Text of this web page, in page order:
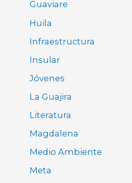
Guaviare
Huila
Infraestructura
Insular
Jóvenes
La Guajira
Literatura
Magdalena
Medio Ambiente
Meta